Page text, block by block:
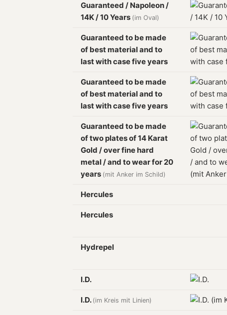
Guaranteed / Napoleon /
14K / 10 Years (im Oval)
Guaranteed to be made
of best material and to
last with case five years
Guaranteed to be made
of best material and to
last with case five years
Guaranteed to be made
of two plates of 14 Karat
Gold / over fine hard
metal / and to wear for 20
years (mit Anker im Schild)
Hercules
Hercules
Hydrepel
I.D.
I.D. (im Kreis mit Linien)